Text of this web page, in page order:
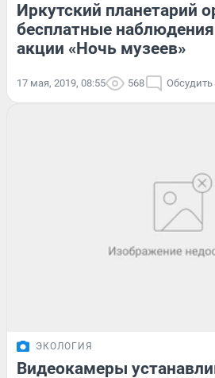
Иркутский планетарий
бесплатные
акции «Ночь музеев»
17 мая, 2019, 08:55 568 Обсудить
ЭКОЛОГИЯ
Видеокамеры